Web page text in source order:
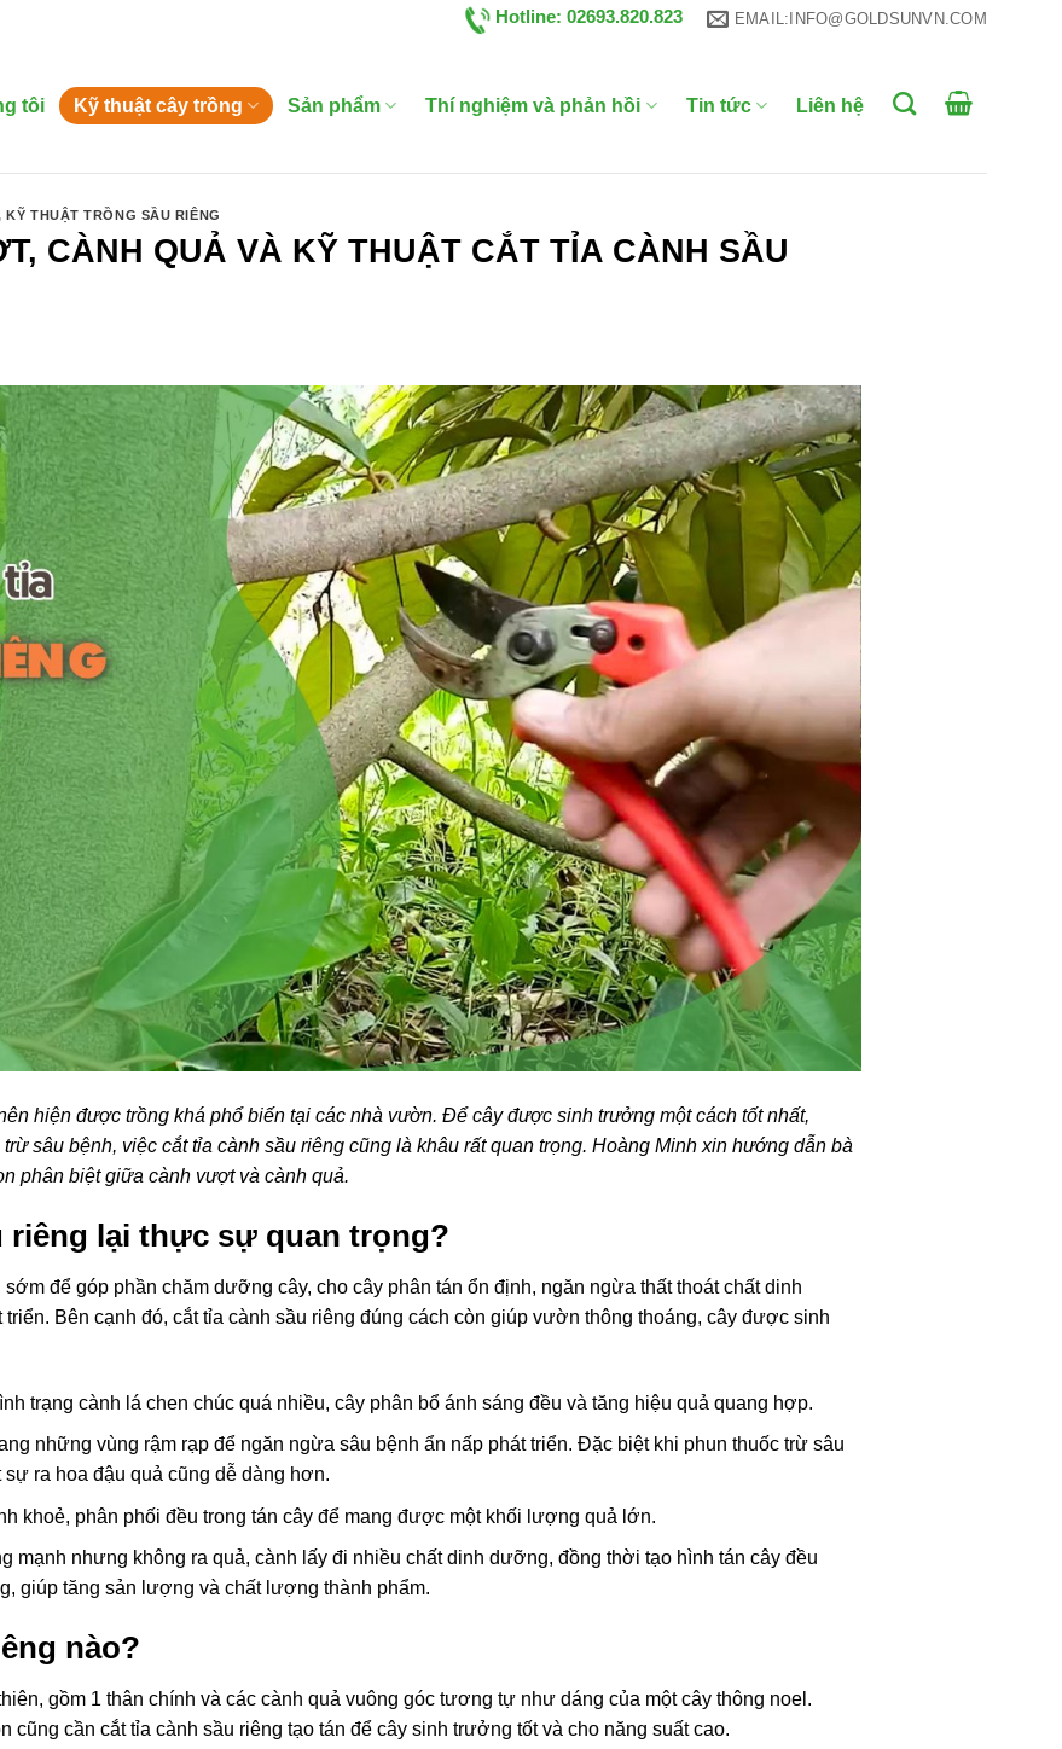
Hotline: 02693.820.823 EMAIL:INFO@GOLDSUNVN.COM
tôi Kỹ thuật cây trồng Sản phẩm Thí nghiệm và phản hồi Tin tức Liên hệ
KỸ THUẬT TRỒNG SẦU RIÊNG
CÀNH QUẢ VÀ KỸ THUẬT CẮT TỈA CÀNH SẦU
hiện được trồng khá phổ biến tại các nhà vườn. Để cây được sinh trưởng một cách tốt nhất,
sâu bệnh, việc cắt tỉa cành sầu riêng cũng là khâu rất quan trọng. Hoàng Minh xin hướng dẫn bà
phân biệt giữa cành vượt và cành quả.
riêng lại thực sự quan trọng?
để góp phần chăm dưỡng cây, cho cây phân tán ổn định, ngăn ngừa thất thoát chất dinh
Bên cạnh đó, cắt tỉa cành sầu riêng đúng cách còn giúp vườn thông thoáng, cây được sinh
trạng cành lá chen chúc quá nhiều, cây phân bổ ánh sáng đều và tăng hiệu quả quang hợp.
những vùng rậm rạp để ngăn ngừa sâu bệnh ẩn nấp phát triển. Đặc biệt khi phun thuốc trừ sâu
ra hoa đậu quả cũng dễ dàng hơn.
khoẻ, phân phối đều trong tán cây để mang được một khối lượng quả lớn.
mạnh nhưng không ra quả, cành lấy đi nhiều chất dinh dưỡng, đồng thời tạo hình tán cây đều
giúp tăng sản lượng và chất lượng thành phẩm.
nào?
gồm 1 thân chính và các cành quả vuông góc tương tự như dáng của một cây thông noel.
cũng cần cắt tỉa cành sầu riêng tạo tán để cây sinh trưởng tốt và cho năng suất cao.